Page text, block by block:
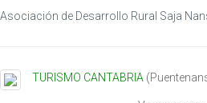
Asociación de Desarrollo Rural Saja
TURISMO CANTABRIA (